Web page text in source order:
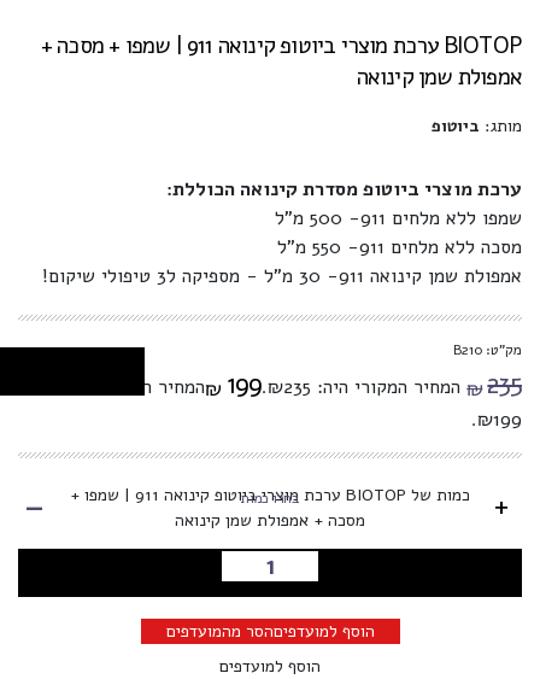
BIOTOP ערכת מוצרי ביוטופ קינואה 911 | שמפו + מסכה +
אמפולת שמן קינואה
מותג: ביוטופ
ערכת מוצרי ביוטופ מסדרת קינואה הכוללת:
שמפו ללא מלחים 911- 500 מ"ל
מסכה ללא מלחים 911- 550 מ"ל
אמפולת שמן קינואה 911- 30 מ"ל - מספיקה ל3 טיפולי שיקום!
מק"ט: B210
₪235 המחיר המקורי היה: ₪235. ₪ 199
המחיר הנוכחי הוא:
₪199.
+
כמות של BIOTOP ערכת מוצרי ביוטופ קינואה 911 | שמפו +
מסכה + אמפולת שמן קינואה
בחרו כמות -
הוספה לסל
הוסף למועדפיםהסר מהמועדפים
הוסף למועדפים